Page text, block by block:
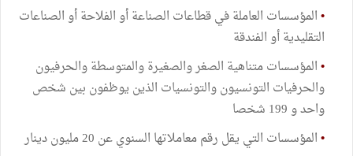
•المؤسسات العاملة في قطاعات الصناعة أو الفلاحة أو الصناعات
التقليدية أو الفندقة
•المؤسسات متناهية الصغر والصغيرة والمتوسطة والحرفيون
والحرفيات التونسيون والتونسيات الذين يوظفون بين شخص
واحد و 199 شخصا
•المؤسسات التي يقل رقم معاملاتها السنوي عن 20 مليون دينار